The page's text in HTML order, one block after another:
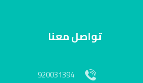
تواصل معنا
920031394